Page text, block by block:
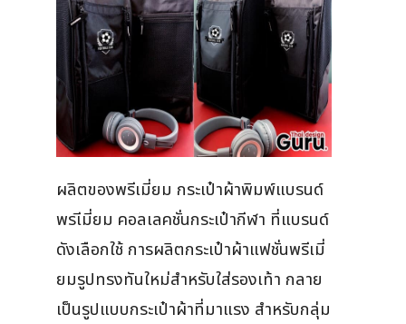
ผลิตของพรีเมี่ยม กระเป๋าผ้าพิมพ์แบรนด์
พรเีมี่ยม คอลเลคชั่นกระเป๋ากีฬา ที่แบรนด์
ดังเลือกใช้ การผลิตกระเป๋าผ้าแฟชั่นพรีเมี่
ยมรูปทรงทันใหม่สำหรับใส่รองเท้า กลาย
เป็นรูปแบบกระเป๋าผ้าที่มาแรง สำหรับกลุ่ม